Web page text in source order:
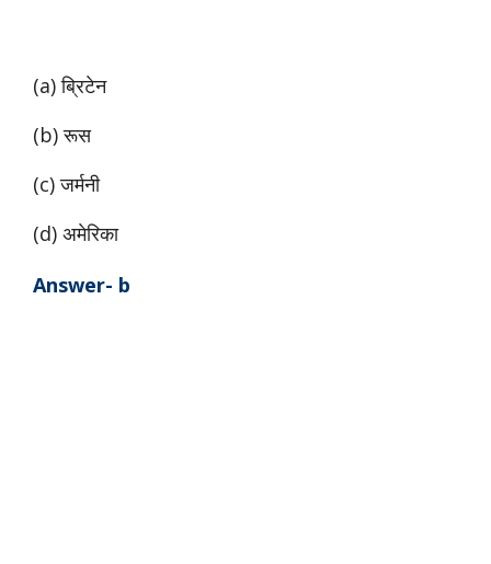
(a) ब्रिटेन
(b) रूस
(c) जर्मनी
(d) अमेरिका
Answer- b